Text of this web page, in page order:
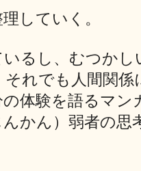
していく。
るし、むつかし
れでも人間関係
体験を語るマン
かん）弱者の思